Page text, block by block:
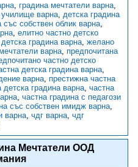
, градина мечтатели варна,
училище варна, детска градина
със собствен облик варна,
, елитно частно детско
градина варна, желано
мечтатели варна, предпочитана
частно детско
детска градина варна,
варна, престижна частна
детска градина варна, частна
, частна градина с педагози
със собствен имидж варна,
варна, чдг варна, чдг
Мечтатели ООД